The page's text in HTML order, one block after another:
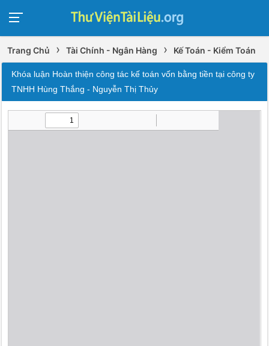
Trang Chủ › Tài Chính - Ngân Hàng › Kế Toán - Kiểm Toán
Khóa luận Hoàn thiện công tác kế toán vốn bằng tiền tại công ty
TNHH Hùng Thắng - Nguyễn Thị Thủy